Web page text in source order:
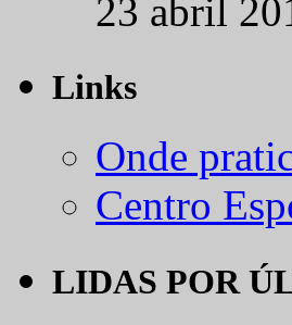
23 abril
Links
Onde
Centro
LIDAS POR